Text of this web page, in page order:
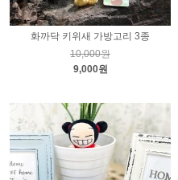
화까닥 키위새 가방고리 3종
10,000원
9,000원